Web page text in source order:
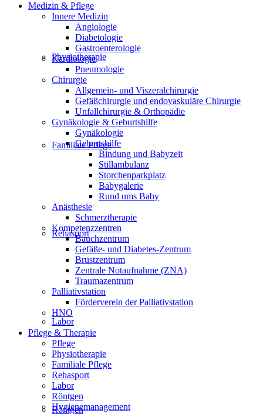
Physiotherapie
Familiale Pflege
Rehasport
Labor
Röntgen
Medizin & Pflege
Innere Medizin
Angiologie
Diabetologie
Gastroenterologie
Kardiologie
Pneumologie
Chirurgie
Allgemein- und Viszeralchirurgie
Gefäßchirurgie und endovaskuläre Chirurgie
Unfallchirurgie & Orthopädie
Gynäkologie & Geburtshilfe
Gynäkologie
Geburtshilfe
Bindung und Babyzeit
Stillambulanz
Storchenparkplatz
Babygalerie
Rund ums Baby
Anästhesie
Schmerztherapie
Kompetenzzentren
Bauchzentrum
Gefäße- und Diabetes-Zentrum
Brustzentrum
Zentrale Notaufnahme (ZNA)
Traumazentrum
Palliativstation
Förderverein der Palliativstation
HNO
Pflege & Therapie
Pflege
Physiotherapie
Familiale Pflege
Rehasport
Labor
Röntgen
Hygienemanagement